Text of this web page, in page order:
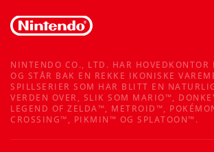
NINTENDO CO., LTD. HAR HOVEDKONTOR
OG STÅR BAK EN REKKE IKONISKE
SPILLSERIER SOM HAR BLITT EN
VERDEN OVER, SLIK SOM MARIO™,
LEGEND OF ZELDA™, METROID™,
CROSSING™, PIKMIN™ OG SPLATOON™.